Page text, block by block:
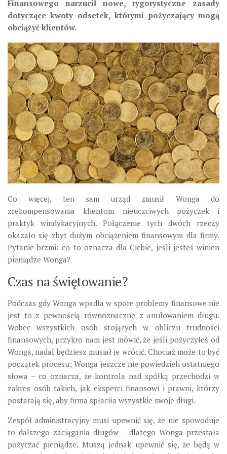
Finansowego narzucił nowe, rygorystyczne zasady
dotyczące kwoty odsetek, którymi pożyczający mogą
obciążyć klientów.
Co więcej, ten sam urząd zmusił Wonga do
zrekompensowania klientom nieuczciwych pożyczek i
praktyk windykacyjnych. Połączenie tych dwóch rzeczy
okazało się zbyt dużym obciążeniem finansowym dla firmy.
Pytanie brzmi: co to oznacza dla Ciebie, jeśli jesteś winien
pieniądze Wonga?
Czas na świętowanie?
Podczas gdy Wonga wpadła w spore problemy finansowe nie
jest to z pewnością równoznaczne z anulowaniem długu.
Wobec wszystkich osób stojących w obliczu trudności
finansowych, przykro nam jest mówić, że jeśli pożyczyłeś od
Wonga, nadal będziesz musiał je wrócić. Chociaż może to być
początek procesu; Wonga jeszcze nie powiedzieli ostatniego
słowa – co oznacza, że ​​kontrola nad spółką przechodzi w
zakres osób takich, jak eksperci finansowi i prawni, którzy
postarają się, aby firma spłaciła wszystkie swoje długi.
Zespół administracyjny musi upewnić się, że nie spowoduje
to dalszego zaciągania długów – dlatego Wonga przestała
pożyczać pieniądze. Muszą jednak upewnić się, że będą w